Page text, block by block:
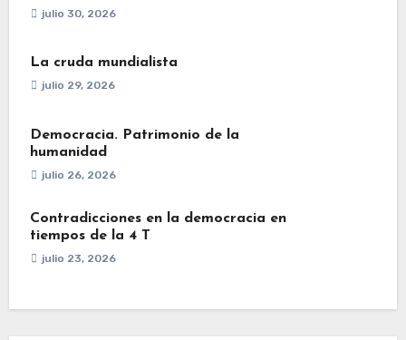
julio 30, 2026
La cruda mundialista
julio 29, 2026
Democracia. Patrimonio de la
humanidad
julio 26, 2026
Contradicciones en la democracia en
tiempos de la 4 T
julio 23, 2026